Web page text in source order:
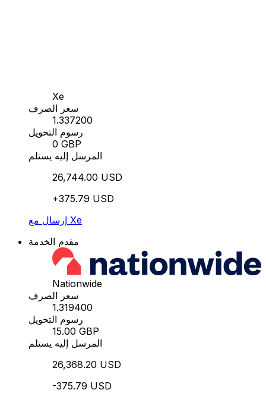
Xe
سعر الصرف
1.337200
رسوم التحويل
0 GBP
المرسل إليه يستلم
26,744.00 USD
+375.79 USD
إرسال مع Xe
مقدم الخدمة
Nationwide
سعر الصرف
1.319400
رسوم التحويل
15.00 GBP
المرسل إليه يستلم
26,368.20 USD
-375.79 USD